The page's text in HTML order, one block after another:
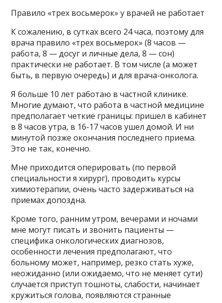
Правило «трех восьмерок» у врачей не работает
К сожалению, в сутках всего 24 часа, поэтому для
врача правило «трех восьмерок» (8 часов —
работа, 8 — досуг и личные дела, 8 — сон)
практически не работает. В том числе (а может
быть, в первую очередь) и для врача-онколога.
Я больше 10 лет работаю в частной клинике.
Многие думают, что работа в частной медицине
предполагает четкие границы: пришел в кабинет
в 8 часов утра, в 16-17 часов ушел домой. И ни
минутой позже окончания последнего приема.
Это не так, конечно.
Мне приходится оперировать (по первой
специальности я хирург), проводить курсы
химиотерапии, очень часто задерживаться на
приемах допоздна.
Кроме того, ранним утром, вечерами и ночами
мне могут писать и звонить пациенты —
специфика онкологических диагнозов,
особенности лечения предполагают, что
больному может, например, резко стать хуже,
неожиданно (или ожидаемо, что не меняет сути)
случается приступ тошноты, слабости, начинает
кружиться голова, появляются странные